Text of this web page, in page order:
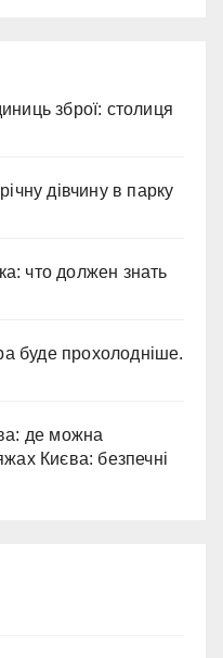
зброї: столиця
дівчину в парку
что должен знать
буде прохолодніше.
де можна
Києва: безпечні